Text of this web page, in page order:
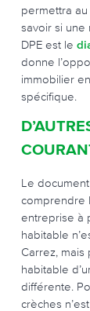
permettra
savoir si une
DPE est le
donne
immobilier
spécifique.
Le
comprendre
entreprise à
habitable
Carrez,
habitable
différente.
crèches